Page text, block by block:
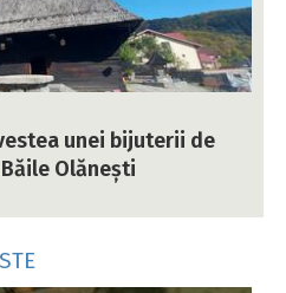
unei bijuterii de
Olănești